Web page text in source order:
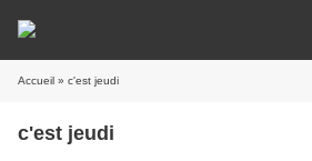
Accueil » c'est jeudi
c'est jeudi